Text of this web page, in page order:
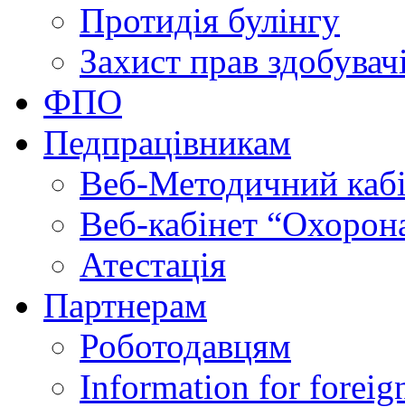
Протидія булінгу
Захист прав
ФПО
Педпрацівникам
Веб-Методичний
Веб-кабінет
Атестація
Партнерам
Роботодавцям
Information for